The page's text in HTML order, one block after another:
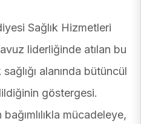
Sağlık Hizmetleri
liderliğinde atılan bu
alanında bütüncül
göstergesi.
mücadeleye,